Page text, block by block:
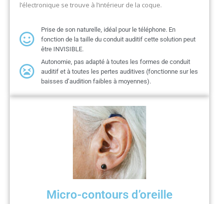
l’électronique se trouve à l’intérieur de la coque.
Prise de son naturelle, idéal pour le téléphone. En
fonction de la taille du conduit auditif cette solution peut
être INVISIBLE.
Autonomie, pas adapté à toutes les formes de conduit
auditif et à toutes les pertes auditives (fonctionne sur les
baisses d’audition faibles à moyennes).
Micro-contours d’oreille